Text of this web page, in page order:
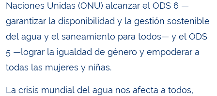
Naciones Unidas (ONU) alcanzar el ODS 6 —
garantizar la disponibilidad y la gestión sostenible
del agua y el saneamiento para todos— y el ODS
5 —lograr la igualdad de género y empoderar a
todas las mujeres y niñas.
La crisis mundial del agua nos afecta a todos,